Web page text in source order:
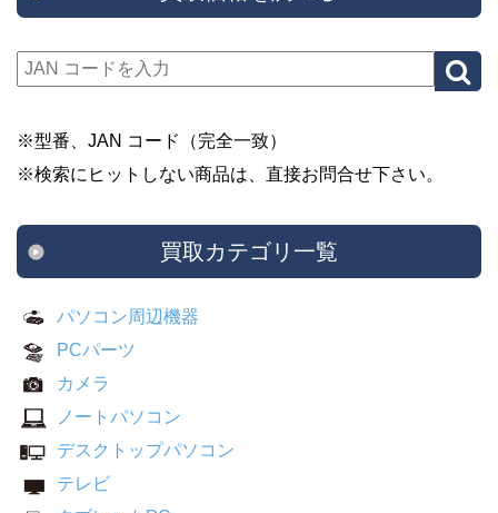
※型番、JAN コード（完全一致）
※検索にヒットしない商品は、直接お問合せ下さい。
買取カテゴリ一覧
パソコン周辺機器
PCパーツ
カメラ
ノートパソコン
デスクトップパソコン
テレビ